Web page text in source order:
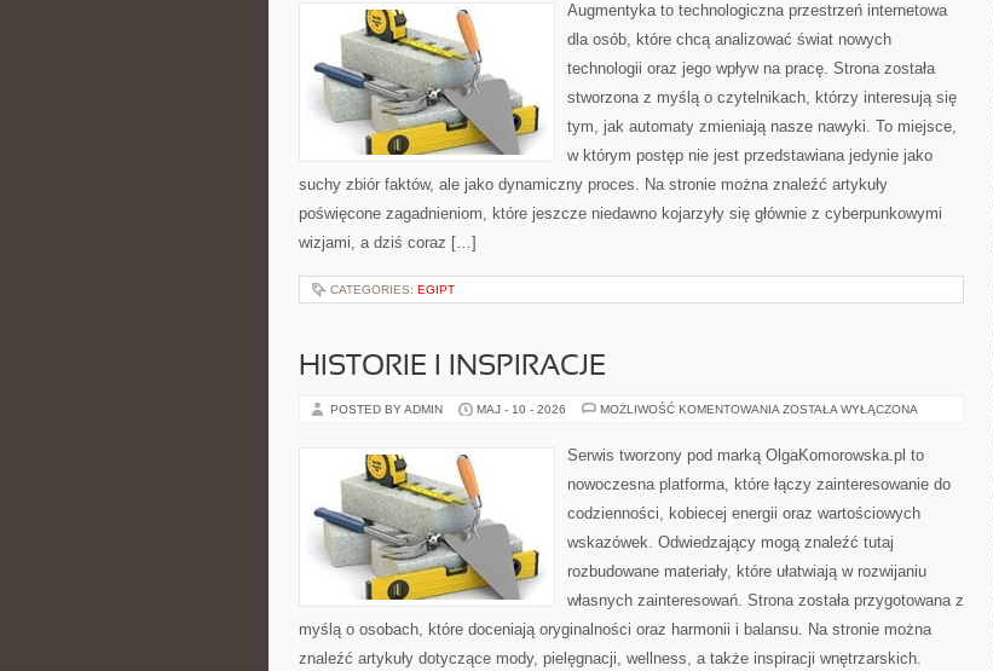
Augmentyka to technologiczna przestrzeń internetowa
dla osób, które chcą analizować świat nowych
technologii oraz jego wpływ na pracę. Strona została
stworzona z myślą o czytelnikach, którzy interesują się
tym, jak automaty zmieniają nasze nawyki. To miejsce,
w którym postęp nie jest przedstawiana jedynie jako
suchy zbiór faktów, ale jako dynamiczny proces. Na stronie można znaleźć artykuły
poświęcone zagadnieniom, które jeszcze niedawno kojarzyły się głównie z cyberpunkowymi
wizjami, a dziś coraz […]
CATEGORIES: EGIPT
HISTORIE I INSPIRACJE
POSTED BY ADMIN MAJ - 10 - 2026 MOŻLIWOŚĆ KOMENTOWANIA HISTORIE
ZOSTAŁA WYŁĄCZONA
Serwis tworzony pod marką OlgaKomorowska.pl to
nowoczesna platforma, które łączy zainteresowanie do
codzienności, kobiecej energii oraz wartościowych
wskazówek. Odwiedzający mogą znaleźć tutaj
rozbudowane materiały, które ułatwiają w rozwijaniu
własnych zainteresowań. Strona została przygotowana z
myślą o osobach, które doceniają oryginalności oraz harmonii i balansu. Na stronie można
znaleźć artykuły dotyczące mody, pielęgnacji, wellness, a także inspiracji wnętrzarskich.